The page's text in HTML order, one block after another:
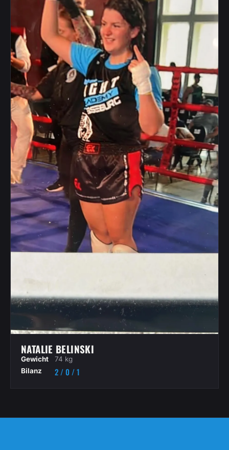
NATALIE BELINSKI
Gewicht
74 kg
Bilanz
2 / 0 / 1